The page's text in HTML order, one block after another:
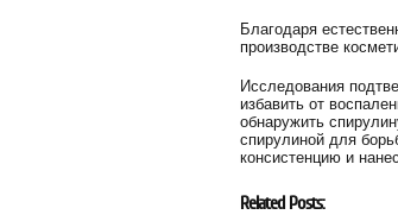
Благодаря
производстве
Исследования
избавить от
обнаружить
спирулиной для
консистенцию и
Related Posts: